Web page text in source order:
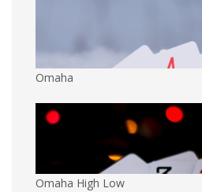
Omaha
Omaha High Low